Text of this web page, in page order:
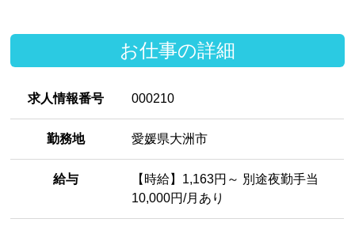
お仕事の詳細
求人情報番号 000210
勤務地 愛媛県大洲市
給与
【時給】1,163円～ 別途夜勤手当
10,000円/月あり